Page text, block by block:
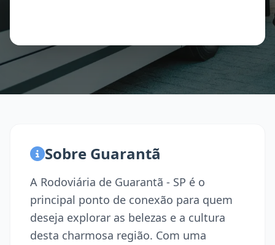
Sobre Guarantã
A Rodoviária de Guarantã - SP é o
principal ponto de conexão para quem
deseja explorar as belezas e a cultura
desta charmosa região. Com uma